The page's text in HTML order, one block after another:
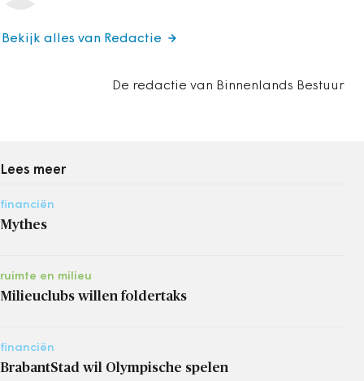
De redactie van Binnenlands Bestuur
Bekijk alles van Redactie
Lees meer
financiën
Mythes
ruimte en milieu
Milieuclubs willen foldertaks
financiën
BrabantStad wil Olympische spelen